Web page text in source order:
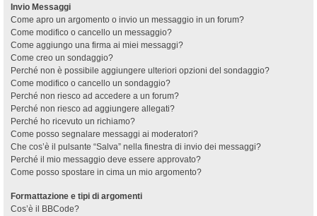
Invio Messaggi
Come apro un argomento o invio un messaggio in un forum?
Come modifico o cancello un messaggio?
Come aggiungo una firma ai miei messaggi?
Come creo un sondaggio?
Perché non è possibile aggiungere ulteriori opzioni del sondaggio?
Come modifico o cancello un sondaggio?
Perché non riesco ad accedere a un forum?
Perché non riesco ad aggiungere allegati?
Perché ho ricevuto un richiamo?
Come posso segnalare messaggi ai moderatori?
Che cos’è il pulsante “Salva” nella finestra di invio dei messaggi?
Perché il mio messaggio deve essere approvato?
Come posso spostare in cima un mio argomento?
Formattazione e tipi di argomenti
Cos’è il BBCode?